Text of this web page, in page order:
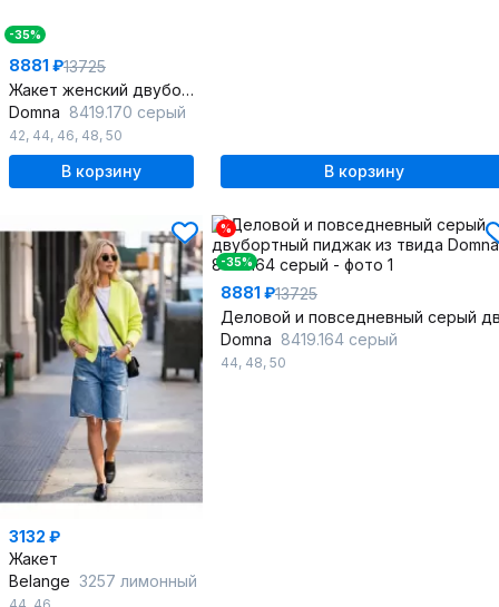
-35%
8881 ₽13725
Жакет женский двубортный из тыкована в клетку для деловых образов
Domna 8419.170 серый
42, 44, 46, 48, 50
В корзину В корзину
3132 ₽
Жакет
Belange 3257 лимонный
%
-35%
8881 ₽13725
Domna 8419.164 серый
44, 48, 50